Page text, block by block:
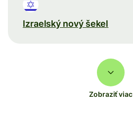
Izraelský nový šekel
Zobraziť viac